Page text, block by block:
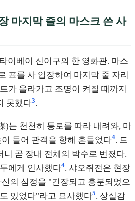
마지막 줄의 마스크 쓴 사
이베이 신이구의 한 영화관. 마스
표를 사 입장하여 마지막 줄 자리
가 올라가고 조명이 켜질 때까지
못했다3.
)는 천천히 통로를 따라 내려와, 마
들어 관객을 향해 흔들었다4. 드
니 곧 장내 전체의 박수로 번졌다.
에게 인사했다4. 샤오쥐전은 현장
의 심정을 "긴장되고 흥분되었으
있었다"라고 묘사했다5. 상실감